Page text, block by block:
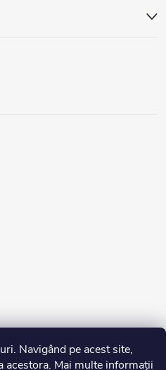
Navigând pe acest site,
acestora. Mai multe informații